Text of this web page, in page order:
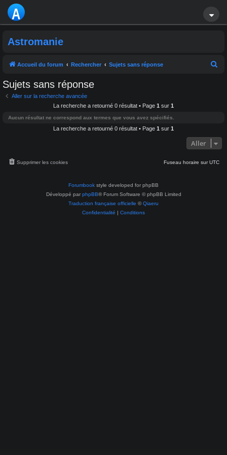
A
T
R
O
M
A
Astromanie
Accueil du forum Rechercher Sujets sans réponse
c
h
e
Sujets sans réponse
Aller sur la recherche avancée
La recherche a retourné 0 résultat • Page 1 sur 1
Aucun résultat ne correspond aux termes que vous avez spécifiés.
La recherche a retourné 0 résultat • Page 1 sur 1
Aller
Fuseau horaire surUTC
Supprimer les cookies
Forumbook style developed for phpBB
Développé par phpBB® Forum Software © phpBB Limited
Traduction française officielle ©Qiaeru
Confidentialité | Conditions